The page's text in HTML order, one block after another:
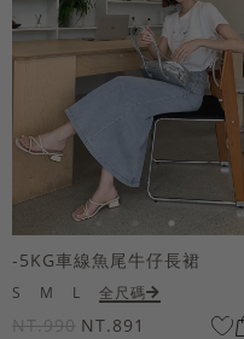
-5KG車線魚尾牛仔長裙
S M L 全尺碼
NT.990 NT.891